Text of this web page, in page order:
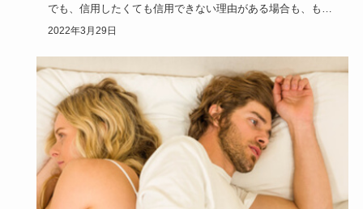
でも、信用したくても信用できない理由がある場合も、もち
ろんあると…
2022年3月29日